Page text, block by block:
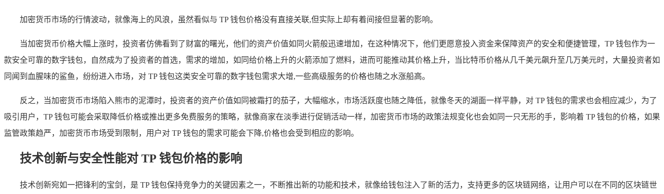
加密货币市场的行情波动，就像海上的风浪，虽然看似与 TP 钱包价格没有直接关联,但实际上却有着间接但显著的影响。
当加密货币价格大幅上涨时，投资者仿佛看到了财富的曙光，他们的资产价值如同火箭般迅速增加，在这种情况下，他们更愿意投入资金来保障资产的安全和便捷管理，TP 钱包作为一
款安全可靠的数字钱包，自然成为了投资者的首选，需求的增加，如同给价格上升的火箭添加了燃料，进而可能推动其价格上升，当比特币价格从几千美元飙升至几万美元时，大量投资者如
同闻到血腥味的鲨鱼，纷纷进入市场，对 TP 钱包这类安全可靠的数字钱包需求大增,一些高级服务的价格也随之水涨船高。
反之，当加密货币市场陷入熊市的泥潭时，投资者的资产价值如同被霜打的茄子，大幅缩水，市场活跃度也随之降低，就像冬天的湖面一样平静，对 TP 钱包的需求也会相应减少，为了
吸引用户，TP 钱包可能会采取降低价格或推出更多免费服务的策略，就像商家在淡季进行促销活动一样，加密货币市场的政策法规变化也会如同一只无形的手，影响着 TP 钱包的价格，如果
监管政策趋严，加密货币市场受到限制，用户对 TP 钱包的需求可能会下降,价格也会受到相应的影响。
技术创新与安全性能对 TP 钱包价格的影响
技术创新宛如一把锋利的宝剑，是 TP 钱包保持竞争力的关键因素之一，不断推出新的功能和技术，就像给钱包注入了新的活力，支持更多的区块链网络，让用户可以在不同的区块链世